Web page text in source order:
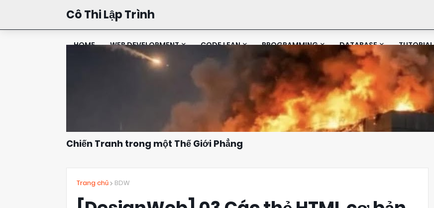
Cô Thi Lập Trình
HOME WEB DEVELOPMENT CODE LEAN PROGRAMMING DATABASE TUTORIAL
Chiến Tranh trong một Thế Giới Phẳng
Trang chủ BDW